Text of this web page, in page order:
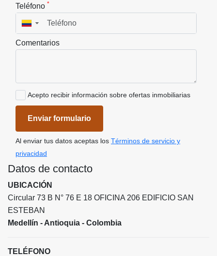
Teléfono *
▼
Comentarios
Acepto recibir información sobre ofertas inmobiliarias
Enviar formulario
Al enviar tus datos aceptas los Términos de servicio y
privacidad
Datos de contacto
UBICACIÓN
Circular 73 B N° 76 E 18 OFICINA 206 EDIFICIO SAN
ESTEBAN
Medellín - Antioquia - Colombia
TELÉFONO